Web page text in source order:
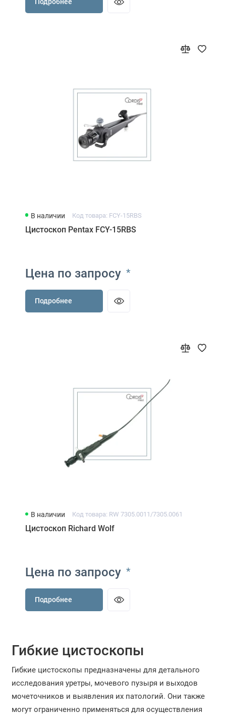
Подробнее
В наличии Код товара: FCY-15RBS
Цистоскоп Pentax FCY-15RBS
Цена по запросу *
Подробнее
В наличии Код товара: RW 7305.0011/7305.0061
Цистоскоп Richard Wolf
Цена по запросу *
Подробнее
Гибкие цистоскопы
Гибкие цистоскопы предназначены для детального
исследования уретры, мочевого пузыря и выходов
мочеточников и выявления их патологий. Они также
могут ограниченно применяться для осуществления